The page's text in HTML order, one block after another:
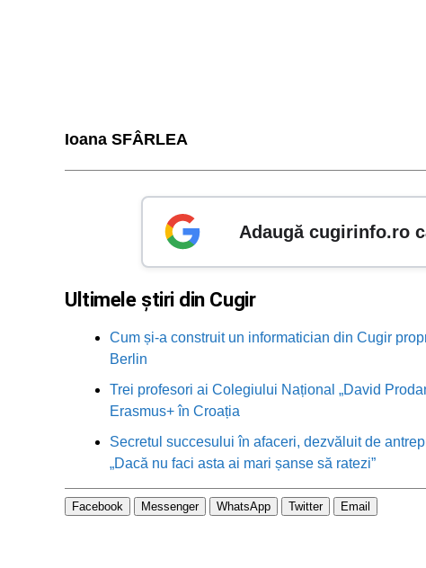
Ioana SFÂRLEA
Adaugă cugirinfo.ro
Ultimele știri din Cugir
Cum și-a construit un informatician din Cugir
Berlin
Trei profesori ai Colegiului Național „David
Erasmus+ în Croația
Secretul succesului în afaceri, dezvăluit de
„Dacă nu faci asta ai mari șanse să ratezi”
Facebook Messenger WhatsApp Twitter Email